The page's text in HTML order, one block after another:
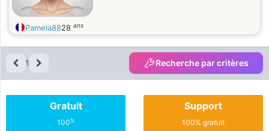
Pamela8828 ans
1 Recherche par critères
Gratuit
100%
Support
100% gratuit